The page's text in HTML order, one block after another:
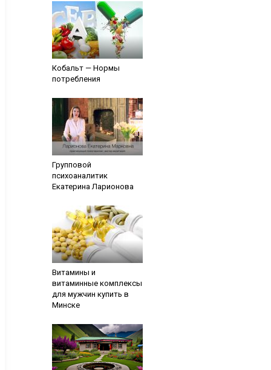
Кобальт — Нормы
потребления
Групповой
психоаналитик
Екатерина Ларионова
Витамины и
витаминные комплексы
для мужчин купить в
Минске